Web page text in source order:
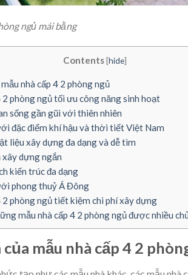
ngủ mái bằng
Contents [hide]
nhà cấp 4 2 phòng ngủ
2 phòng ngủ tối ưu công năng sinh hoạt
sống gần gũi với thiên nhiên
đặc điểm khí hậu và thời tiết Việt Nam
liệu xây dựng đa dạng và dễ tìm
dựng ngắn
kiến trúc đa dạng
phong thuỷ Á Đông
2 phòng ngủ tiết kiệm chi phí xây dựng
mẫu nhà cấp 4 2 phòng ngủ được nhiều
mẫu nhà cấp 4 2